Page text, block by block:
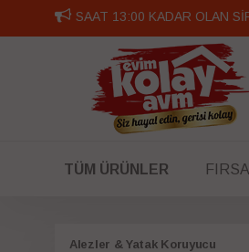
SAAT 13:00 KADAR OLAN
TÜM ÜRÜNLER
Alezler & Yatak Koruyucu